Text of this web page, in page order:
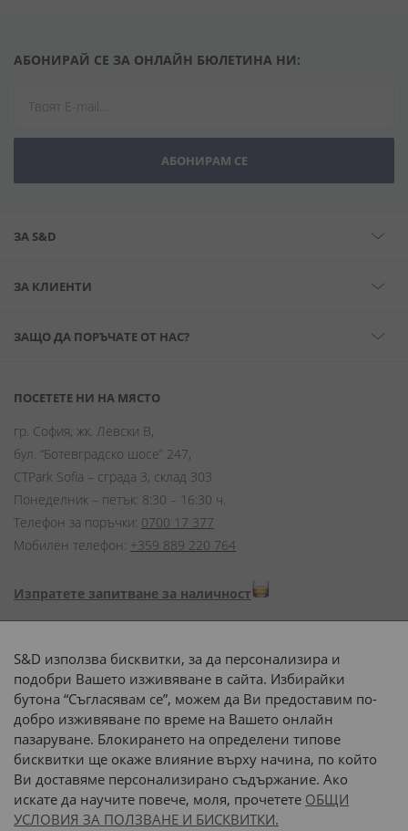
АБОНИРАЙ СЕ ЗА ОНЛАЙН БЮЛЕТИНА НИ:
АБОНИРАМ СЕ
ЗА S&D
ЗА КЛИЕНТИ
ЗАЩО ДА ПОРЪЧАТЕ ОТ НАС?
ПОСЕТЕТЕ НИ НА МЯСТО
гр. София, жк. Левски В,
бул. “Ботевградско шосе” 247,
CTPark Sofia – сграда 3, склад 303
Понеделник – петък: 8:30 – 16:30 ч.
Телефон за поръчки: 0700 17 377
Мобилен телефон: +359 889 220 764
Изпратете запитване за наличност
Начини на плащане:
Доставка до адрес с:
или
наш транспорт
S&D използва бисквитки, за да персонализира и
подобри Вашето изживяване в сайта. Избирайки
бутона “Съгласявам се”, можем да Ви предоставим по-
добро изживяване по време на Вашето онлайн
пазаруване. Блокирането на определени типове
бисквитки ще окаже влияние върху начина, по който
Ви доставяме персонализирано съдържание. Ако
искате да научите повече, моля, прочетете ОБЩИ
УСЛОВИЯ ЗА ПОЛЗВАНЕ И БИСКВИТКИ.